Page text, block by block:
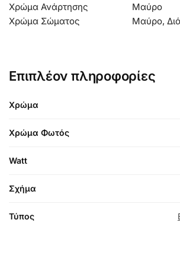
Χρώμα Ανάρτησης
Μαύρο
Χρώμα Σώματος
Μαύρο,
Επιπλέον πληροφορίες
Χρώμα
Χρώμα Φωτός
Watt
Σχήμα
Τύπος